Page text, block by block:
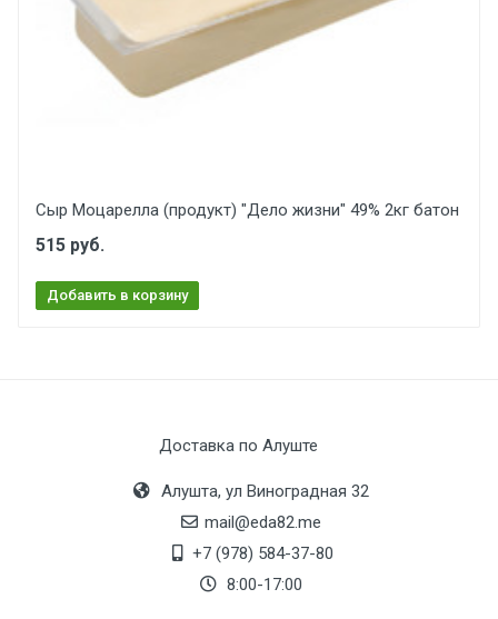
Сыр Моцарелла (продукт) "Дело жизни" 49% 2кг батон
515 руб.
Добавить в корзину
Доставка по Алуште
Алушта, ул Виноградная 32
mail@eda82.me
+7 (978) 584-37-80
8:00-17:00